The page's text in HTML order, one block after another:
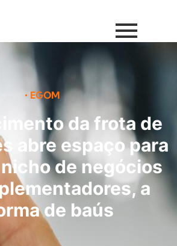
• EGOM
da frota de
abre espaço para
de negócios
a
de baús